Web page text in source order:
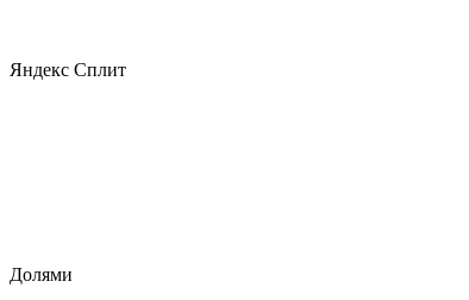
Яндекс Сплит
Долями